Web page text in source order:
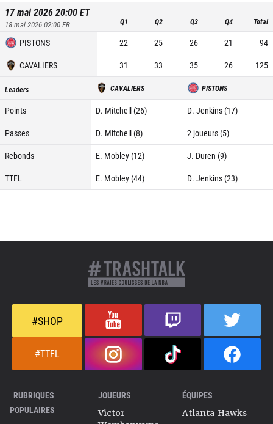
17 mai 2026 20:00ET
18 mai 2026 02:00FR Q1 Q2 Q3 Q4 Total
PISTONS 22 25 26 21
94
CAVALIERS
31 33 35 26 125
Leaders CAVALIERS PISTONS
Points D. Mitchell (26)
D. Jenkins (17)
Passes
D. Mitchell (8)
2 joueurs (5)
Rebonds
E. Mobley (12)
J. Duren (9)
TTFL
E. Mobley (44) D. Jenkins (23)
#SHOP
#TTFL
RUBRIQUES
POPULAIRES
JOUEURS
Victor
ÉQUIPES
Atlanta Hawks